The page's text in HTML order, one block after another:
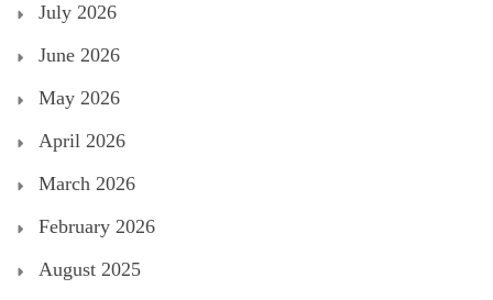
July 2026
June 2026
May 2026
April 2026
March 2026
February 2026
August 2025